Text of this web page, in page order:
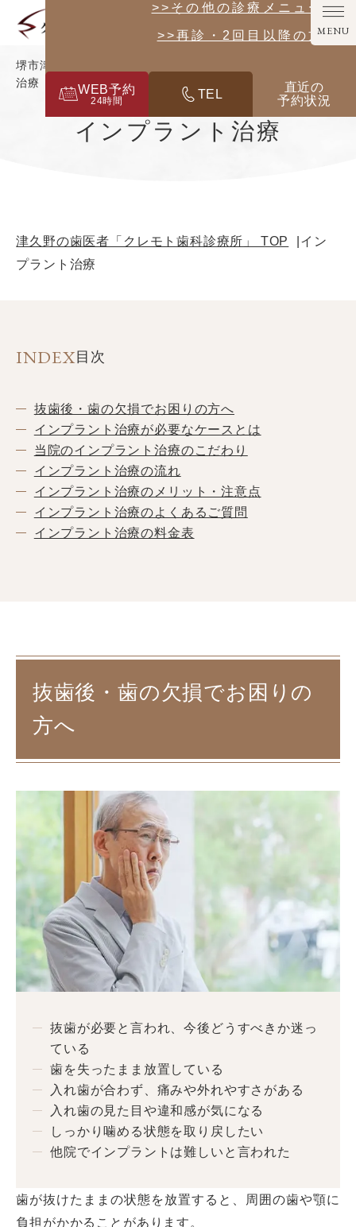
堺市津久野の歯医者「クレモト歯科診療所」｜インプラント
治療
インプラント治療
津久野の歯医者「クレモト歯科診療所」 TOP
イン
プラント治療
INDEX目次
抜歯後・歯の欠損でお困りの方へ
インプラント治療が必要なケースとは
当院のインプラント治療のこだわり
インプラント治療の流れ
インプラント治療のメリット・注意点
インプラント治療のよくあるご質問
インプラント治療の料金表
抜歯後・歯の欠損でお困りの
方へ
抜歯が必要と言われ、今後どうすべきか迷っ
ている
歯を失ったまま放置している
入れ歯が合わず、痛みや外れやすさがある
入れ歯の見た目や違和感が気になる
しっかり噛める状態を取り戻したい
他院でインプラントは難しいと言われた
歯が抜けたままの状態を放置すると、周囲の歯や顎に
負担がかかることがあります。
MENU
WEB予約
24時間
TEL
直近の
予約状況
>>その他の診療メニューは
>>再診・2回目以降の方は